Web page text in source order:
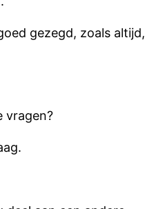
gezegd, zoals altijd,